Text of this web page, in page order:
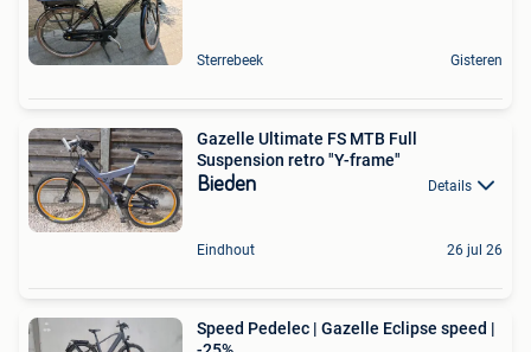
Sterrebeek Gisteren
Gazelle Ultimate FS MTB Full
Suspension retro "Y-frame"
Bieden Details
Eindhout 26 jul 26
Speed Pedelec | Gazelle Eclipse speed |